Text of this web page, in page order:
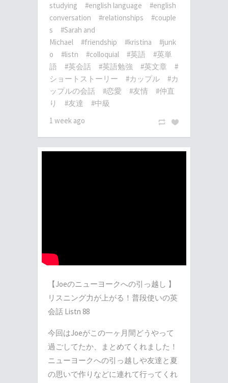
studying
#english language
#english
conversation
#relationships
#couple
s
#Sarah and
Michael
#friendship #kristina
#junk
o
#listn #colloquial #英語
#英単
語
#英会話 #英語勉強 #英文章
#
ショートストーリー
#カップル
#カ
ップルの会話
#恋愛 #友情
#仲直
り
#友達
#中級
1 week ago
【Joeのニューヨークへの引っ越し 】
リスニング力が上がる！普段使いの英
会話 Listn 88
今回はJoeがこの一ヶ月間どうやって
過ごしてたか、まとめてくれました！
ニューヨークへの引っ越しや友達と夏
の思いで作りなどに連れて行ってくれ